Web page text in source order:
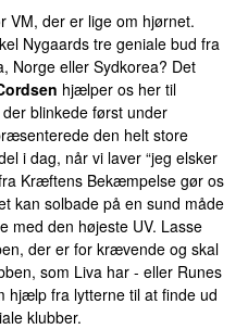
VM, der er lige om hjørnet.
Nygaards tre geniale bud fra
Norge eller Sydkorea? Det
hjælper os her til
blinkede først under
den helt store
i dag, når vi laver “jeg elsker
Kræftens Bekæmpelse gør os
kan solbade på en sund måde
med den højeste UV. Lasse
der er for krævende og skal
som Liva har - eller Runes
hjælp fra lytterne til at finde ud
klubber.